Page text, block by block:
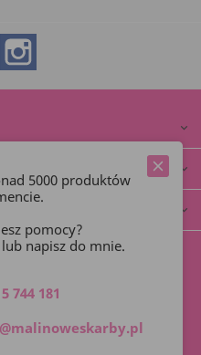
Facebook



Malinowe Skarby
5000 produktów
pomocy?
napisz do mnie.
744 181